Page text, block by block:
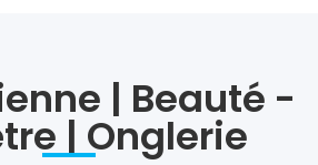
| Beauté -
| Onglerie